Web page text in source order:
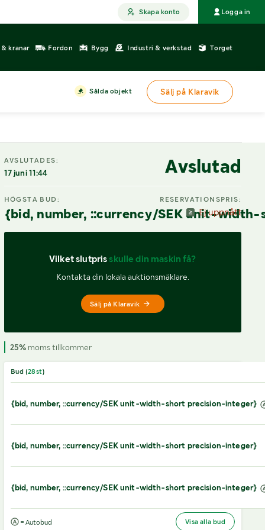
Skapa konto Logga in
kranar Fordon Bygg Industri & verkstad Torget
Sålda objekt Sälj på Klaravik
AVSLUTADES:
17 juni 11:44 Avslutad
HÖGSTA BUD:
{bid, number, ::currency/SEK unit-
RESERVATIONSPRIS:
Ej uppnått
Vilket slutpris skulle din maskin få?
Kontakta din lokala auktionsmäklare.
Sälj på Klaravik
25%moms tillkommer
Bud (28st)
{bid, number, ::currency/SEK unit-width-short precision-integer}
{bid, number, ::currency/SEK unit-width-short precision-integer}
{bid, number, ::currency/SEK unit-width-short precision-integer}
= Autobud Visa alla bud